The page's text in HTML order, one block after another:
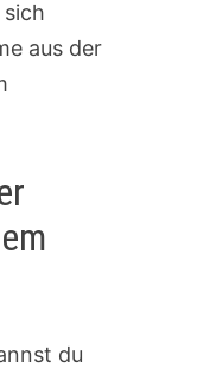
aus der
du